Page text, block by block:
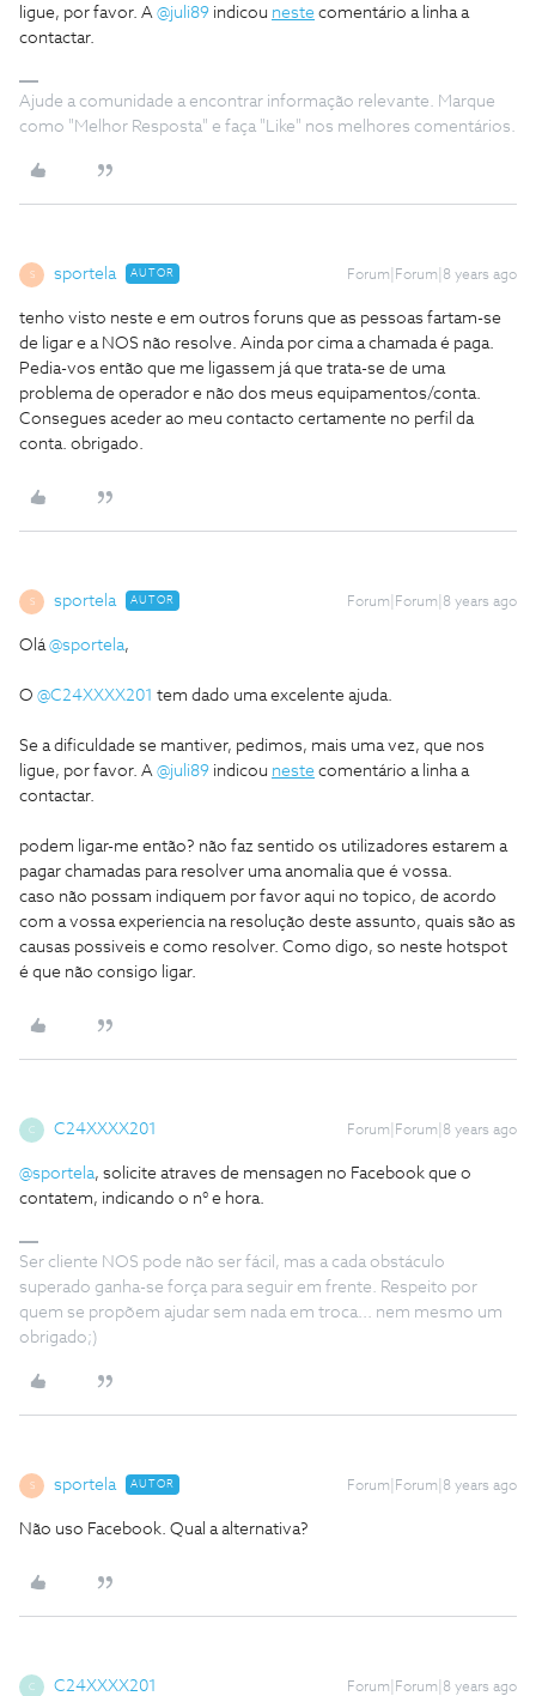
ligue, por favor. A @juli89 indicou neste comentário a linha a
contactar.
Ajude a comunidade a encontrar informação relevante. Marque
como "Melhor Resposta" e faça "Like" nos melhores comentários.
S sportela AUTOR Forum|Forum|8 years ago
tenho visto neste e em outros foruns que as pessoas fartam-se
de ligar e a NOS não resolve. Ainda por cima a chamada é paga.
Pedia-vos então que me ligassem já que trata-se de uma
problema de operador e não dos meus equipamentos/conta.
Consegues aceder ao meu contacto certamente no perfil da
conta. obrigado.
S sportela AUTOR Forum|Forum|8 years ago
Olá@sportela,
O @C24XXXX201 tem dado uma excelente ajuda.
Se a dificuldade se mantiver, pedimos, mais uma vez, que nos
ligue, por favor. A @juli89 indicou neste comentário a linha a
contactar.
podem ligar-me então? não faz sentido os utilizadores estarem a
pagar chamadas para resolver uma anomalia que é vossa.
caso não possam indiquem por favor aqui no topico, de acordo
com a vossa experiencia na resolução deste assunto, quais são as
causas possiveis e como resolver. Como digo, so neste hotspot
é que não consigo ligar.
C C24XXXX201 Forum|Forum|8 years ago
@sportela, solicite atraves de mensagen no Facebook que o
contatem, indicando o n° e hora.
Ser cliente NOS pode não ser fácil, mas a cada obstáculo
superado ganha-se força para seguir em frente. Respeito por
quem se propõem ajudar sem nada em troca... nem mesmo um
obrigado;)
S sportela AUTOR Forum|Forum|8 years ago
Não uso Facebook. Qual a alternativa?
C C24XXXX201 Forum|Forum|8 years ago